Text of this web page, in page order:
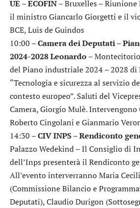
UE – ECOFIN– Bruxelles – Riunione
il ministro Giancarlo Giorgetti e il
BCE, Luis de Guindos
10:00 –Camera dei Deputati –
2024-2028 Leonardo –
del Piano industriale 2024 – 2028 di
“Tecnologia e sicurezza al servizio
contesto europeo”. Saluti del
Camera, Giorgio Mulè.
Roberto Cingolani e Gianmario
14:30 –CIV INPS – Rendiconto
Palazzo Wedekind – Il Consiglio di
dell’Inps presenterà il Rendiconto
All’evento interverranno Maria
(Commissione Bilancio e
Deputati), Claudio Durigon